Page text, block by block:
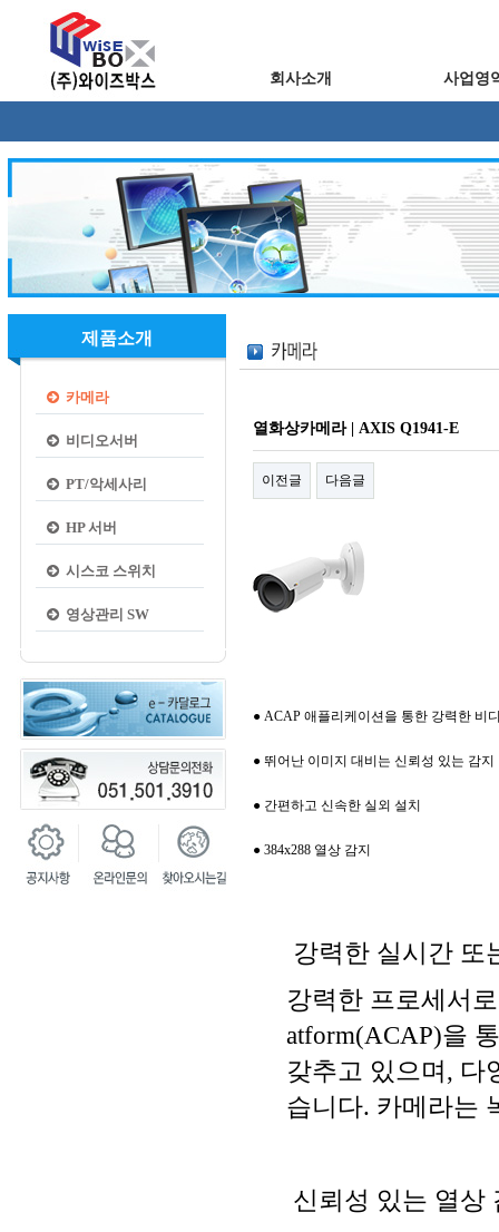
회사소개 사업영
제품소개
카메라
비디오서버
PT/악세사리
HP 서버
시스코 스위치
영상관리 SW
열화상카메라 | AXIS Q1941-E
이전글 다음글
● ACAP 애플리케이션을 통한 강력한 비
● 뛰어난 이미지 대비는 신뢰성 있는 감
● 간편하고 신속한 실외 설치
● 384x288 열상 감지
강력한 실시간 또
강력한 프로세서
atform(ACAP)을
갖추고 있으며, 다
습니다. 카메라는
신뢰성 있는 열상